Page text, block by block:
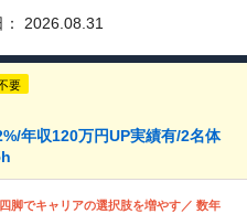
2026.08.31
要
年収120万円UP実績有/2名体
脚でキャリアの選択肢を増やす／ 数年